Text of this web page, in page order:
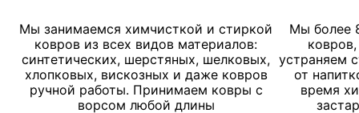
Мы занимаемся химчисткой и стиркой
ковров из всех видов материалов:
синтетических, шерстяных, шелковых,
хлопковых, вискозных и даже ковров
ручной работы. Принимаем ковры с
ворсом любой длины
Мы более
устраняем
от
время